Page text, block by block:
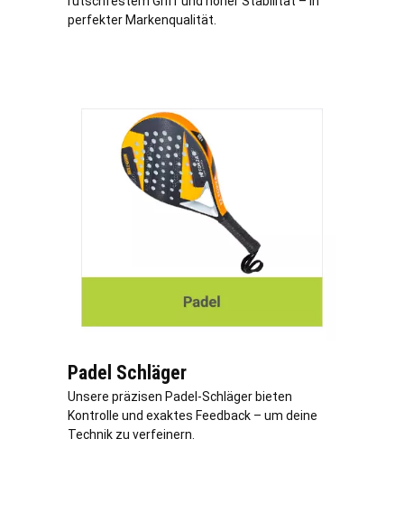
perfekter Markenqualität.
Padel Schläger
Unsere präzisen Padel-Schläger bieten
Kontrolle und exaktes Feedback – um deine
Technik zu verfeinern.